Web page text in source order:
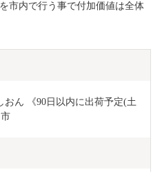
市内で行う事で付加価値は全体
おん 《90日以内に出荷予定(土